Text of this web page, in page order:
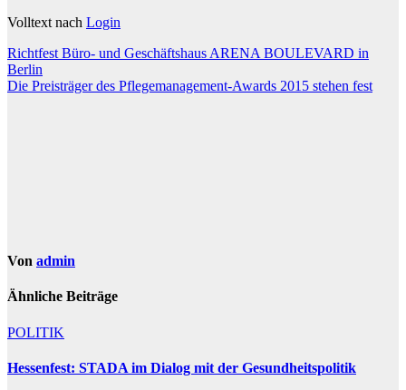
Volltext nach Login
Beitragsnavigation
Richtfest Büro- und Geschäftshaus ARENA BOULEVARD in
Berlin
Die Preisträger des Pflegemanagement-Awards 2015 stehen fest
Von admin
Ähnliche Beiträge
POLITIK
Hessenfest: STADA im Dialog mit der Gesundheitspolitik